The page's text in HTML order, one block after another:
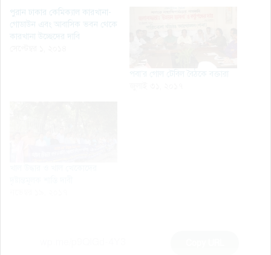
পুরান ঢাকার কেমিক্যাল কারখানা-
গোডাউন এবং আবাসিক ভবন থেকে